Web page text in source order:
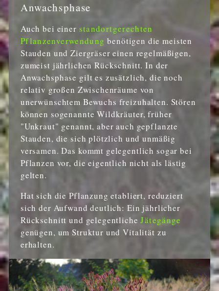
Anwachsphase
Auch bei einer standortgerechten
Pflanzenverwendung benötigen die meisten
Stauden und Ziergräser einen regelmäßigen,
zumeist jährlichen Rückschnitt. In der
Anwachsphase gilt es zusätzlich, die noch
relativ großen Zwischenräume von
unerwünschtem Bewuchs freizuhalten. Stören
können sogenannte Wildkräuter, früher
"Unkraut" genannt, aber auch gepflanzte
Stauden, die sich plötzlich und unmäßig
versamen. Das kommt gelegentlich sogar bei
Pflanzen vor, die eigentlich nicht als lästig
gelten.
Hat sich die Pflanzung etabliert, reduziert
sich der Aufwand deutlich: Ein jährlicher
Rückschnitt und gelegentlicheJätegänge
genügen, um Struktur und Vitalität zu
erhalten.